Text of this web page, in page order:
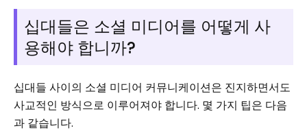
십대들은 소셜 미디어를 어떻게 사
용해야 합니까?
십대들 사이의 소셜 미디어 커뮤니케이션은 진지하면서도
사교적인 방식으로 이루어져야 합니다. 몇 가지 팁은 다음
과 같습니다.